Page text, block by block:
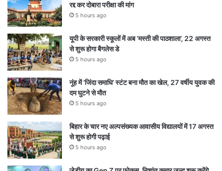
रद्द कर दोबारा परीक्षा की मांग
5 hours ago
यूपी के सरकारी स्कूलों में अब ‘मस्ती की पाठशाला’, 22 अगस्त
से शुरू होगा बैगलेस डे
5 hours ago
नूंह में ‘जिंदा समाधि’ स्टंट बना मौत का खेल, 27 वर्षीय युवक की
दम घुटने से मौत
5 hours ago
बिहार के चार नए अल्पसंख्यक आवासीय विद्यालयों में 17 अगस्त
से शुरू होगी पढ़ाई
5 hours ago